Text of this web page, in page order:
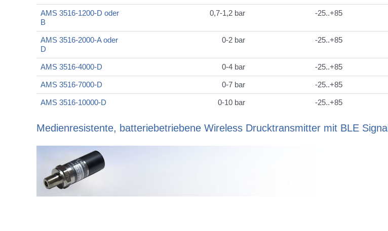
AMS 3516-1200-D oder
B
0,7-1,2 bar -25..+85
AMS 3516-2000-A oder
D
0-2 bar -25..+85
AMS 3516-4000-D 0-4 bar -25..+85
AMS 3516-7000-D 0-7 bar -25..+85
AMS 3516-10000-D 0-10 bar -25..+85
Medienresistente, batteriebetriebene Wireless Drucktransmitter mit BLE Signal